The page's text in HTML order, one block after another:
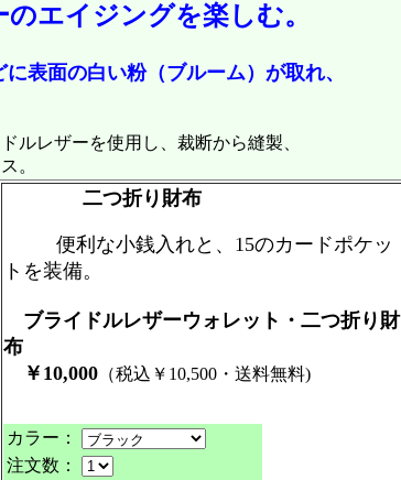
エイジングを楽しむ。
表面の白い粉（ブルーム）が取れ、
ルレザーを使用し、裁断から縫製、
。
二つ折り財布
便利な小銭入れと、15のカードポケッ
トを装備。
ブライドルレザーウォレット・二つ折り財
布
￥10,000 （税込￥10,500・送料無料)
カラー：
注文数：